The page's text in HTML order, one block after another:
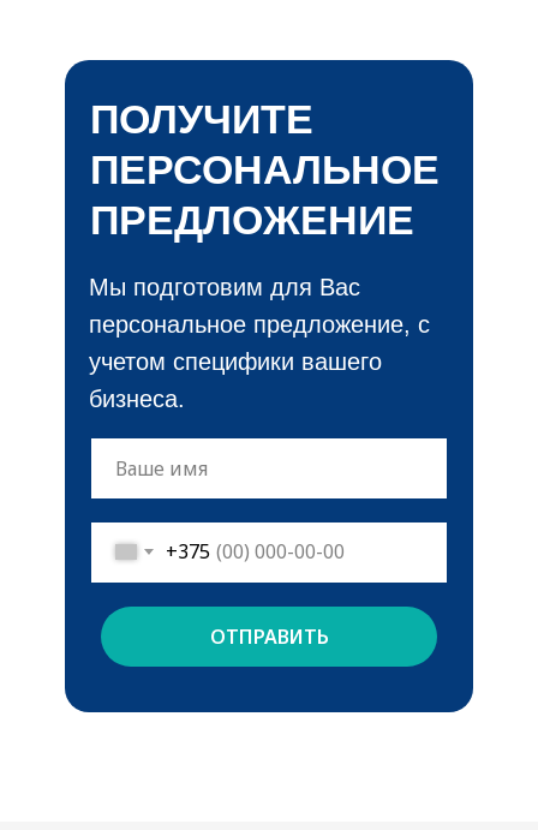
ПОЛУЧИТЕ
ПЕРСОНАЛЬНОЕ
ПРЕДЛОЖЕНИЕ
+375
ОТПРАВИТЬ
Мы подготовим для Вас
персональное предложение, с
учетом специфики вашего
бизнеса.